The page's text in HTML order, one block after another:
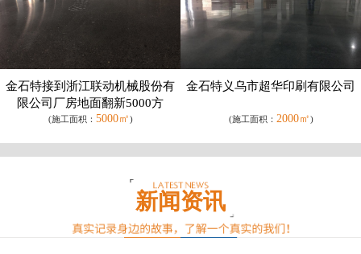
金石特接到浙江联动机械股份有
限公司厂房地面翻新5000方
(施工面积： 5000㎡)
金石特义乌市超华印刷有限公司
(施工面积： 2000㎡)
新闻资讯